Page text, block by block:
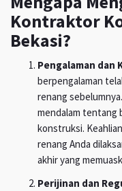
Kontraktor
Bekasi?
Pengalaman dan
berpengalaman
renang
mendalam tentang
konstruksi.
renang Anda
akhir yang
Perijinan dan